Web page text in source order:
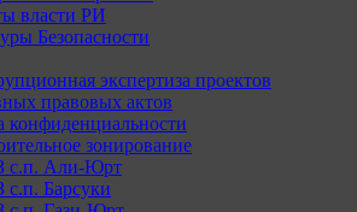
власти РИ
Безопасности
экспертиза проектов
правовых актов
конфиденциальности
зонирование
с.п. Али-Юрт
с.п. Барсуки